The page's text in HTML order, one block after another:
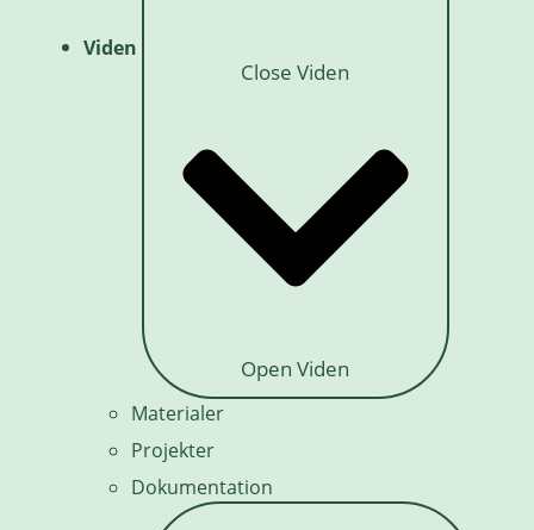
Viden
Close Viden
Open Viden
Materialer
Projekter
Dokumentation